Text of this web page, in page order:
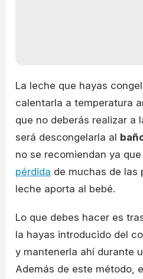
La leche que hayas
calentarla a temperatura
que no deberás realizar a
será descongelarla al
no se recomiendan ya
pérdida de muchas de las
leche aporta al bebé.
Lo que debes hacer es
la hayas introducido del
y mantenerla ahí durante
Además de este método,